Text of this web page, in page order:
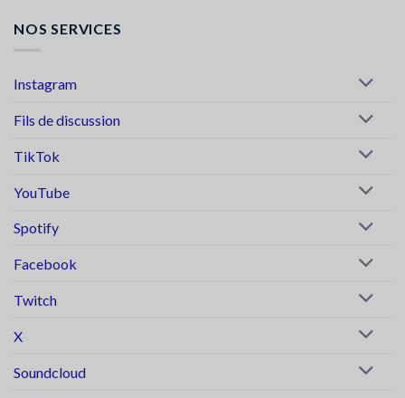
NOS SERVICES
Instagram
Fils de discussion
TikTok
YouTube
Spotify
Facebook
Twitch
X
Soundcloud